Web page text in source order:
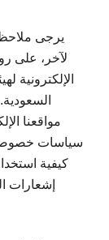
يرجى
لآخر، على
الإلكترونية
مواقعنا
سياسات
كيفية
إشعارات